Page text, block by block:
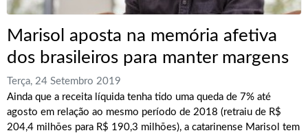
Marisol aposta na memória afetiva
dos brasileiros para manter margens
Terça, 24 Setembro 2019
Ainda que a receita líquida tenha tido uma queda de 7% até
agosto em relação ao mesmo período de 2018 (retraiu de R$
204,4 milhões para R$ 190,3 milhões), a catarinense Marisol tem